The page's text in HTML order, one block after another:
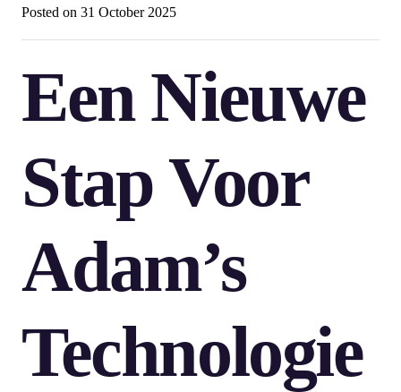
Posted on 31 October 2025
Een Nieuwe
Stap Voor
Adam’s
Technologie